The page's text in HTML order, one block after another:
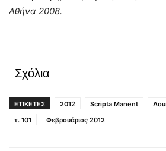
Αθήνα 2008.
Σχόλια
ΕΤΙΚΕΤΕΣ 2012 Scripta Manent
τ. 101
Φεβρουάριος 2012